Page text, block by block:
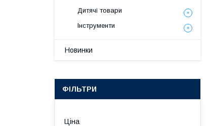
Дитячі товари
Інструменти
Новинки
ФІЛЬТРИ
Ціна